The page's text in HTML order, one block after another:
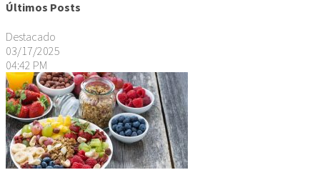
Últimos Posts
Destacado
03/17/2025
04:42 PM